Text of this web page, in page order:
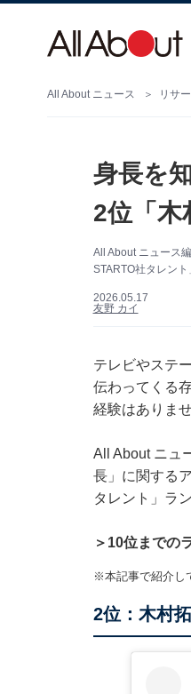
All About ニュース リサ
身長を
2位「木
All About ニュース
STARTO社タレン
2026.05.17
友野 カイ
テレビやステ
伝わってくる
経験はありま
All About ニュ
長」に関する
タレント」ラ
＞10位までの
※本記事で紹介し
2位：木村